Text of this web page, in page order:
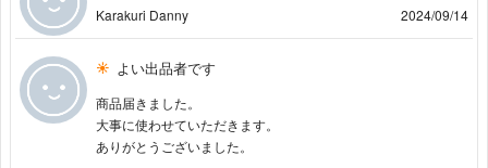
Karakuri Danny 2024/09/14
よい出品者です
商品届きました。
大事に使わせていただきます。
ありがとうございました。